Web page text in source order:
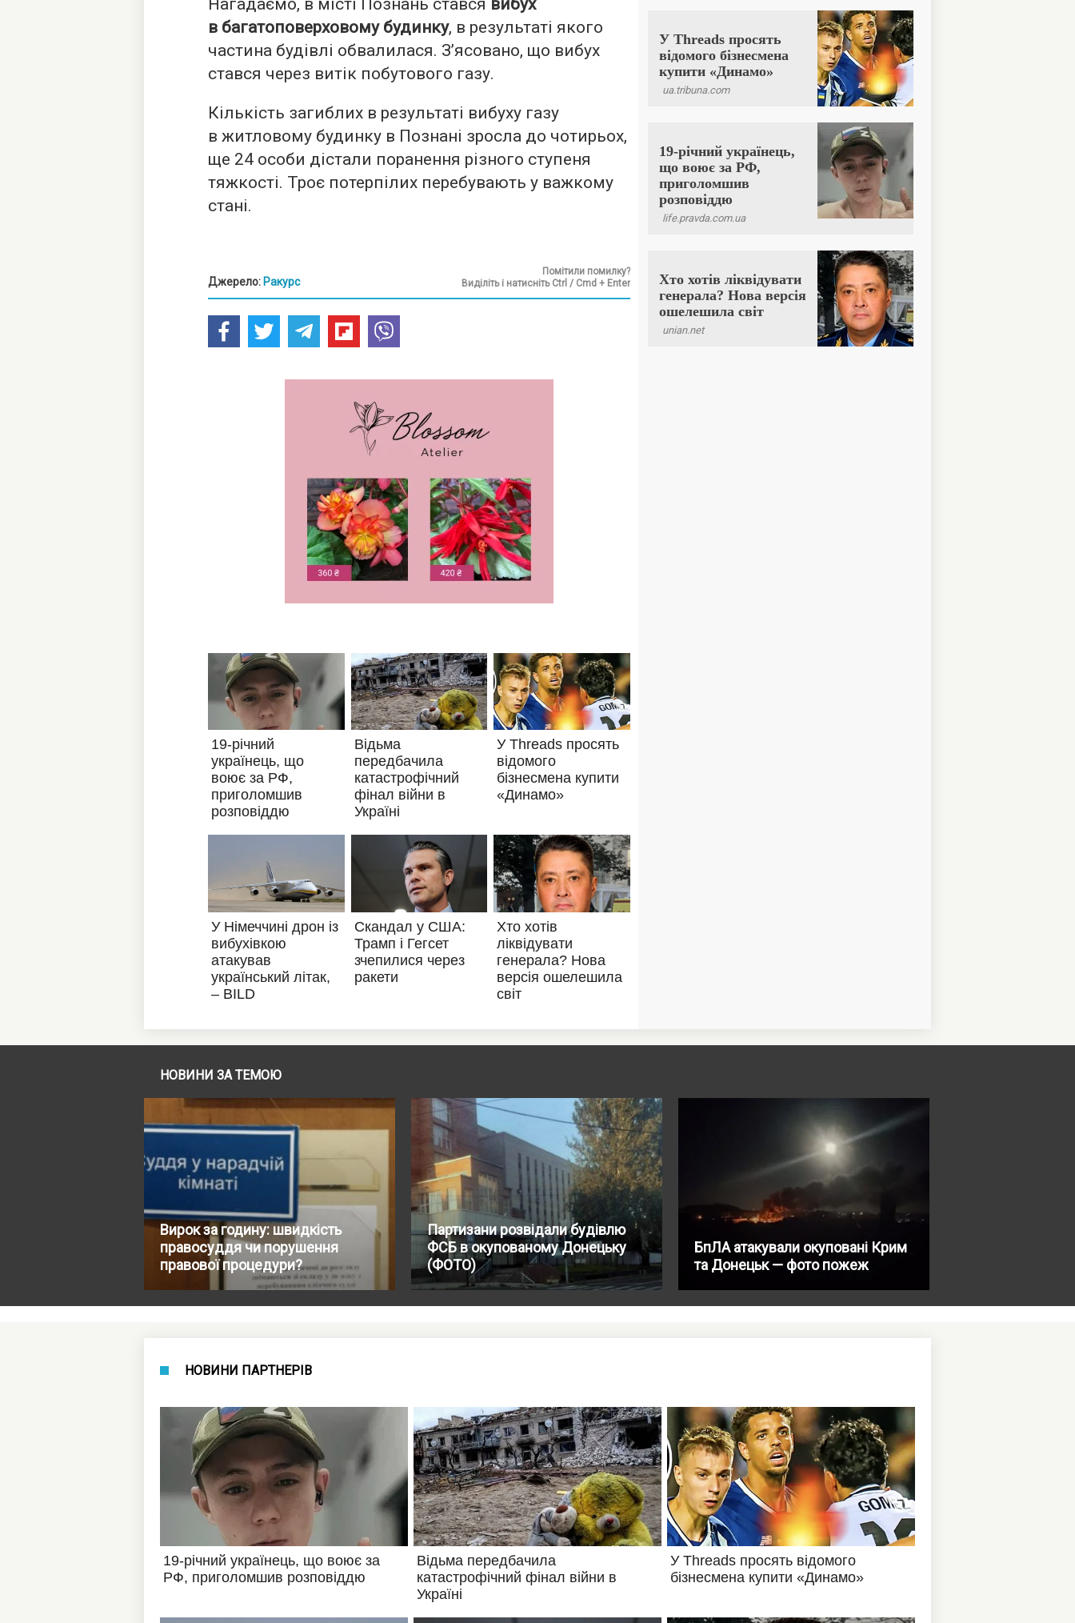
Нагадаємо, в місті Познань стався вибух
в багатоповерховому будинку, в результаті якого
частина будівлі обвалилася. З’ясовано, що вибух
стався через витік побутового газу.
Кількість загиблих в результаті вибуху газу
в житловому будинку в Познані зросла до чотирьох,
ще 24 особи дістали поранення різного ступеня
тяжкості. Троє потерпілих перебувають у важкому
стані.
Джерело: Ракурс
Помітили помилку?
Виділіть і натисніть Ctrl / Cmd + Enter
НОВИНИ ЗА ТЕМОЮ
Вирок за годину: швидкість
правосуддя чи порушення
правової процедури?
Партизани розвідали будівлю
ФСБ в окупованому Донецьку
(ФОТО)
БпЛА атакували окуповані Крим
та Донецьк — фото пожеж
НОВИНИ ПАРТНЕРІВ